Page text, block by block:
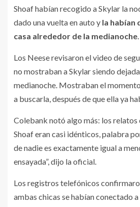
Shoaf habían recogido a Skylar la
dado una vuelta en auto y la habían
casa alrededor de la medianoche.
Los Neese revisaron el video de
no mostraban a Skylar siendo
medianoche. Mostraban el
a buscarla, después de que ella ya
Colebank notó algo más: los relatos
Shoaf eran casi idénticos, palabra
de nadie es exactamente igual a
ensayada”, dijo la oficial.
Los registros telefónicos
ambas chicas se habían conectado